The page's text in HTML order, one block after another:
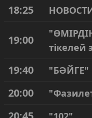
18:25
19:00
тікелей
19:40 "БӘЙГЕ"
20:00